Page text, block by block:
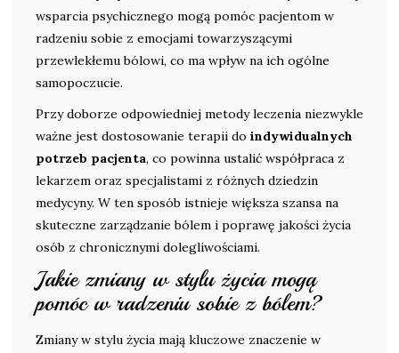
wsparcia psychicznego mogą pomóc pacjentom w
radzeniu sobie z emocjami towarzyszącymi
przewlekłemu bólowi, co ma wpływ na ich ogólne
samopoczucie.
Przy doborze odpowiedniej metody leczenia niezwykle
ważne jest dostosowanie terapii do indywidualnych
potrzeb pacjenta, co powinna ustalić współpraca z
lekarzem oraz specjalistami z różnych dziedzin
medycyny. W ten sposób istnieje większa szansa na
skuteczne zarządzanie bólem i poprawę jakości życia
osób z chronicznymi dolegliwościami.
Jakie zmiany w stylu życia mogą
pomóc w radzeniu sobie z bólem?
Zmiany w stylu życia mają kluczowe znaczenie w